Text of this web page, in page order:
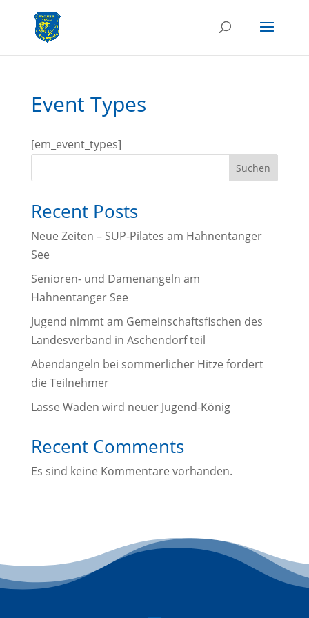
Event Types
[em_event_types]
Suchen
Recent Posts
Neue Zeiten – SUP-Pilates am Hahnentanger
See
Senioren- und Damenangeln am
Hahnentanger See
Jugend nimmt am Gemeinschaftsfischen des
Landesverband in Aschendorf teil
Abendangeln bei sommerlicher Hitze fordert
die Teilnehmer
Lasse Waden wird neuer Jugend-König
Recent Comments
Es sind keine Kommentare vorhanden.